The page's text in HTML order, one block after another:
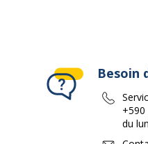
Besoin
+590
du